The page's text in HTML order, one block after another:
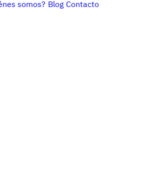
somos? Blog Contacto